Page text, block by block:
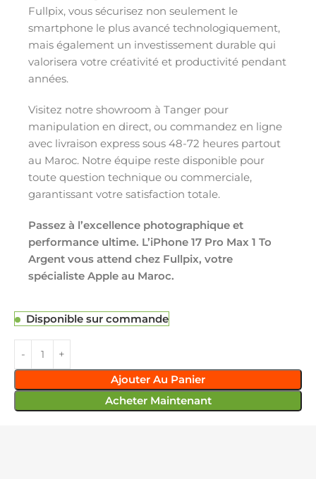
Fullpix, vous sécurisez non seulement le
smartphone le plus avancé technologiquement,
mais également un investissement durable qui
valorisera votre créativité et productivité pendant
années.
Visitez notre showroom à Tanger pour
manipulation en direct, ou commandez en ligne
avec livraison express sous 48-72 heures partout
au Maroc. Notre équipe reste disponible pour
toute question technique ou commerciale,
garantissant votre satisfaction totale.
Passez à l’excellence photographique et
performance ultime. L’iPhone 17 Pro Max 1 To
Argent vous attend chez Fullpix, votre
spécialiste Apple au Maroc.
Disponible sur commande
Ajouter Au Panier
Acheter Maintenant